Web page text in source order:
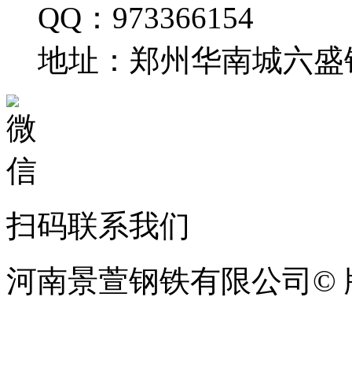
QQ：973366154
地址：郑州华南城六
扫码联系我们
河南景萱钢铁有限公司©